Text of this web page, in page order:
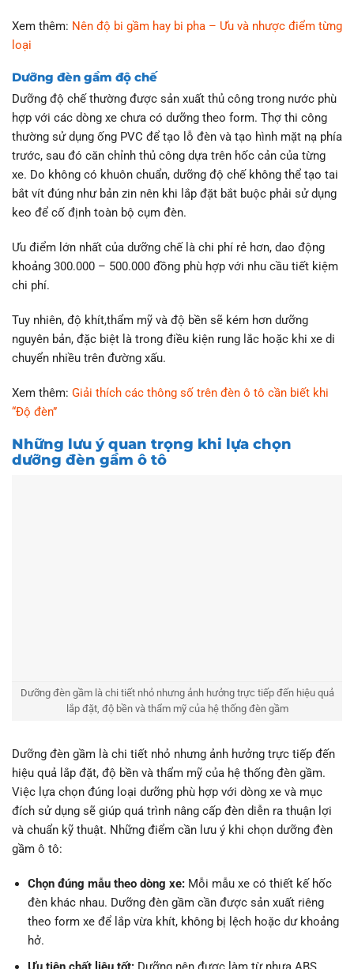
Xem thêm: Nên độ bi gầm hay bi pha – Ưu và nhược điểm từng
loại
Dưỡng đèn gầm độ chế
Dưỡng độ chế thường được sản xuất thủ công trong nước phù
hợp với các dòng xe chưa có dưỡng theo form. Thợ thi công
thường sử dụng ống PVC để tạo lỗ đèn và tạo hình mặt nạ phía
trước, sau đó căn chỉnh thủ công dựa trên hốc cản của từng
xe. Do không có khuôn chuẩn, dưỡng độ chế không thể tạo tai
bắt vít đúng như bản zin nên khi lắp đặt bắt buộc phải sử dụng
keo để cố định toàn bộ cụm đèn.
Ưu điểm lớn nhất của dưỡng chế là chi phí rẻ hơn, dao động
khoảng 300.000 – 500.000 đồng phù hợp với nhu cầu tiết kiệm
chi phí.
Tuy nhiên, độ khít,thẩm mỹ và độ bền sẽ kém hơn dưỡng
nguyên bản, đặc biệt là trong điều kiện rung lắc hoặc khi xe di
chuyển nhiều trên đường xấu.
Xem thêm: Giải thích các thông số trên đèn ô tô cần biết khi
“Độ đèn”
Những lưu ý quan trọng khi lựa chọn
dưỡng đèn gầm ô tô
Dưỡng đèn gầm là chi tiết nhỏ nhưng ảnh hưởng trực tiếp đến hiệu quả
lắp đặt, độ bền và thẩm mỹ của hệ thống đèn gầm
Dưỡng đèn gầm là chi tiết nhỏ nhưng ảnh hưởng trực tiếp đến
hiệu quả lắp đặt, độ bền và thẩm mỹ của hệ thống đèn gầm.
Việc lựa chọn đúng loại dưỡng phù hợp với dòng xe và mục
đích sử dụng sẽ giúp quá trình nâng cấp đèn diễn ra thuận lợi
và chuẩn kỹ thuật. Những điểm cần lưu ý khi chọn dưỡng đèn
gầm ô tô:
Chọn đúng mẫu theo dòng xe:Mỗi mẫu xe có thiết kế hốc
đèn khác nhau. Dưỡng đèn gầm cần được sản xuất riêng
theo form xe để lắp vừa khít, không bị lệch hoặc dư khoảng
hở.